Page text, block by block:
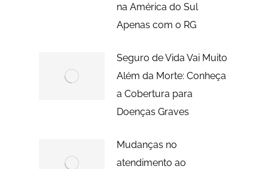
na América do Sul
Apenas com o RG
Seguro de Vida Vai Muito
Além da Morte: Conheça
a Cobertura para
Doenças Graves
Mudanças no
atendimento ao